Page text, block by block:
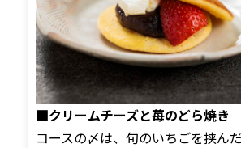
■クリームチーズと苺のどら焼き
コースの〆は、旬のいちごを挟ん